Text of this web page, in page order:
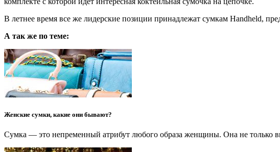
В летнее время все же лидерские позиции принадлежат сумкам Handheld,
А так же по теме:
Женские сумки, какие они бывают?
Сумка — это непременный атрибут любого образа женщины. Она не только